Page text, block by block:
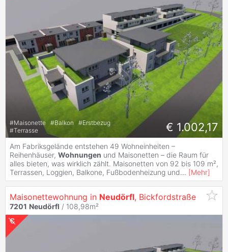
#Maisonette #Balkon #Erstbezug
#Terrasse € 1.002,17
Am Fabriksgelände entstehen 49 Wohneinheiten –
Reihenhäuser, Wohnungen und Maisonetten – die Raum für
alles bieten, was wirklich zählt. Maisonetten von 92 bis 109 m²,
Terrassen, Loggien, Balkone, Fußbodenheizung und... [Mehr]
Maisonettewohnung in Neudörfl, Bickfordstraße
7201 Neudörfl / 108,98m²